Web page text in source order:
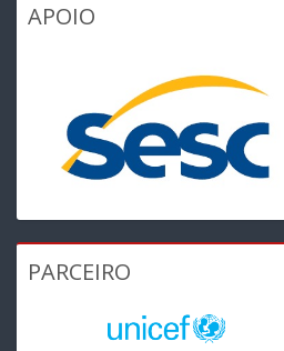
APOIO
PARCEIRO